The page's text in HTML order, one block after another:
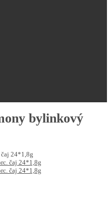
bylinkový
24*1,8g